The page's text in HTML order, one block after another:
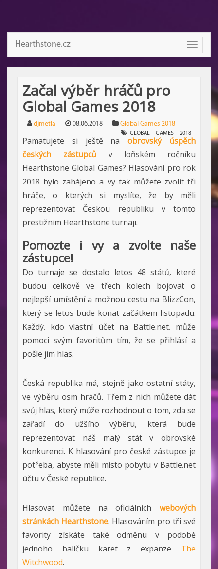
Toggle
Hearthstone.cz
Začal výběr hráčů pro
Global Games 2018
djmetla 08.06.2018 Global Games 2018
GLOBAL GAMES 2018
Pamatujete si ještě naobrovský úspěch
českých zástupců v loňském ročníku
Hearthstone Global Games? Hlasování pro rok
2018 bylo zahájeno a vy tak můžete zvolit tři
hráče, o kterých si myslíte, že by měli
reprezentovat Českou republiku v tomto
prestižním Hearthstone turnaji.
Pomozte i vy a zvolte naše
zástupce!
Do turnaje se dostalo letos 48 států, které
budou celkově ve třech kolech bojovat o
nejlepší umístění a možnou cestu na BlizzCon,
který se letos bude konat začátkem listopadu.
Každý, kdo vlastní účet na Battle.net, může
pomoci svým favoritům tím, že se přihlásí a
pošle jim hlas.
Česká republika má, stejně jako ostatní státy,
ve výběru osm hráčů. Třem z nich můžete dát
svůj hlas, který může rozhodnout o tom, zda se
zařadí do užšího výběru, která bude
reprezentovat náš malý stát v obrovské
konkurenci. K hlasování pro české zástupce je
potřeba, abyste měli místo pobytu v Battle.net
účtu v České republice.
Hlasovat můžete na oficiálních webových
stránkách Hearthstone. Hlasováním pro tři své
favority získáte také odměnu v podobě
jednoho balíčku karet z expanze The
Witchwood.